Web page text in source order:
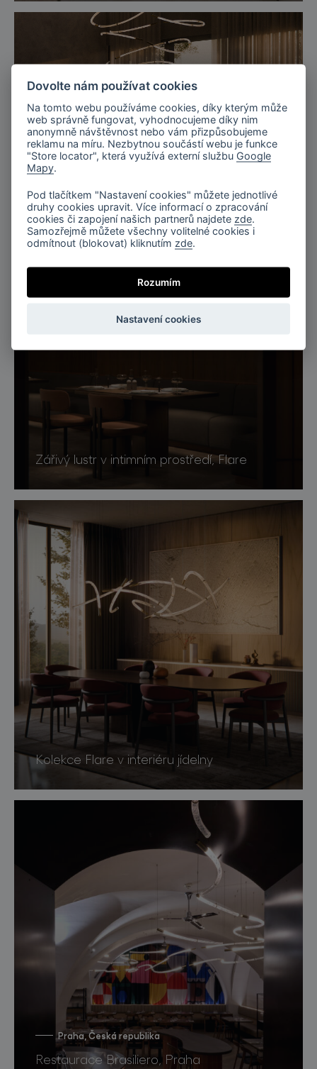
Světelná spirála, Flare
Zářivý lustr v intimním prostředí, Flare
Kolekce Flare v interiéru jídelny
Praha, Česká republika
Restaurace Brasiliero, Praha
Dovolte nám používat cookies
Na tomto webu používáme cookies, díky kterým může
web správně fungovat, vyhodnocujeme díky nim
anonymně návštěvnost nebo vám přizpůsobujeme
reklamu na míru. Nezbytnou součástí webu je funkce
"Store locator", která využívá externí službu Google
Mapy
Pod tlačítkem "Nastavení cookies" můžete jednotlivé
druhy cookies upravit. Více informací o zpracování
cookies či zapojení našich partnerů najdete zde
Samozřejmě můžete všechny volitelné cookies i
odmítnout (blokovat) kliknutím zde
Rozumím
Nastavení cookies